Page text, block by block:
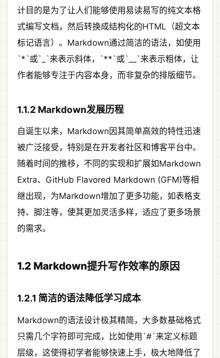
计目的是为了让人们能够使用易读易写的纯文本格
式编写文档，然后转换成结构化的HTML（超文本
标记语言）。Markdown通过简洁的语法，如使用
`*`或`_`来表示斜体，`**`或`__`来表示粗体，让
作者能够专注于内容本身，而非复杂的排版细节。
1.1.2 Markdown发展历程
自诞生以来，Markdown因其简单高效的特性迅速
被广泛接受，特别是在开发者社区和博客平台中。
随着时间的推移，不同的实现和扩展如Markdown
Extra、GitHub Flavored Markdown (GFM)等相
继出现，为Markdown增加了更多功能，如表格支
持、脚注等，使其更加灵活多样，适应了更多场景
的需求。
1.2 Markdown提升写作效率的原因
1.2.1 简洁的语法降低学习成本
Markdown的语法设计极其精简，大多数基础格式
只需几个字符即可完成，比如使用`#`来定义标题
层级，这使得初学者能够快速上手，极大地降低了